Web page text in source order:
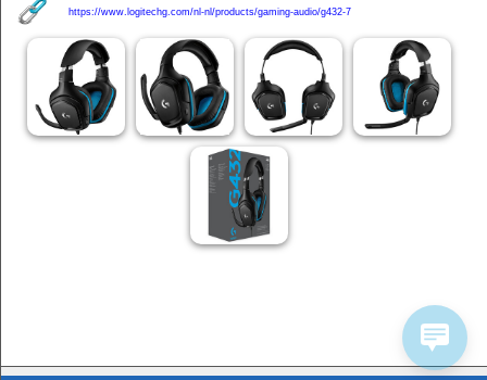
https://www.logitechg.com/nl-nl/products/gaming-audio/g432-7